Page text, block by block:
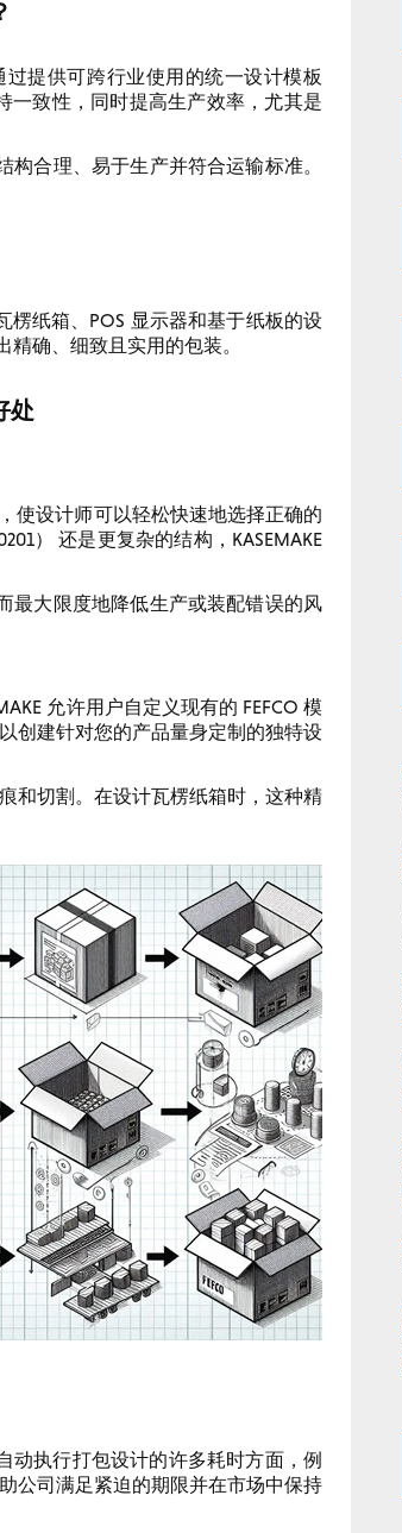
提供可跨行业使用的统一设计模板
一致性，同时提高生产效率，尤其是
构合理、易于生产并符合运输标准。
楞纸箱、POS 显示器和基于纸板的设
精确、细致且实用的包装。
处
使设计师可以轻松快速地选择正确的
） 还是更复杂的结构，KASEMAKE
最大限度地降低生产或装配错误的风
允许用户自定义现有的 FEFCO 模
创建针对您的产品量身定制的独特设
和切割。在设计瓦楞纸箱时，这种精
动执行打包设计的许多耗时方面，例
公司满足紧迫的期限并在市场中保持